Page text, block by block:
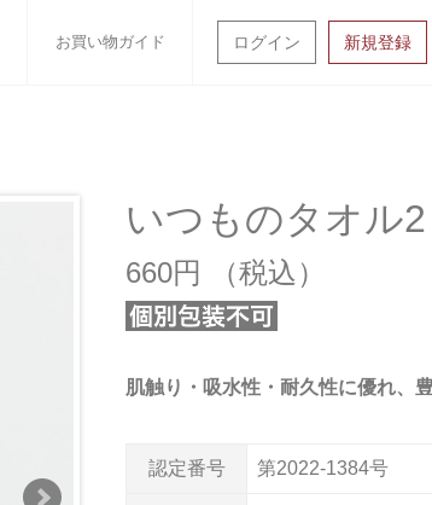
お買い物ガイド ログイン 新規登録
オーガニック
衣類 タオルケ
肌触り・吸水性・耐久性に優れ、
いつものタオル2
660円
認定番号 第2022-1384号